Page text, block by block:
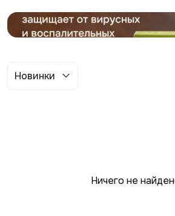
Новинки
Ничего не